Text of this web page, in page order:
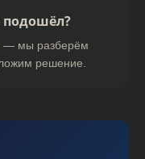
подошёл?
— мы разберём
решение.